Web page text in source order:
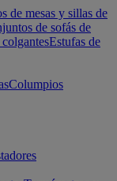
de mesas y sillas de
de sofás de
Estufas de
Columpios